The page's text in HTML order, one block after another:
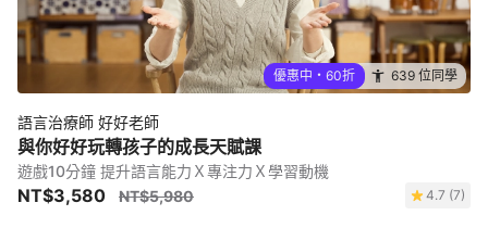
優惠中・60折 639 位同學
語言治療師 好好老師
與你好好玩轉孩子的成長天賦課
遊戲10分鐘 提升語言能力Ｘ專注力Ｘ學習動機
NT$3,580 NT$5,980 4.7 (7)